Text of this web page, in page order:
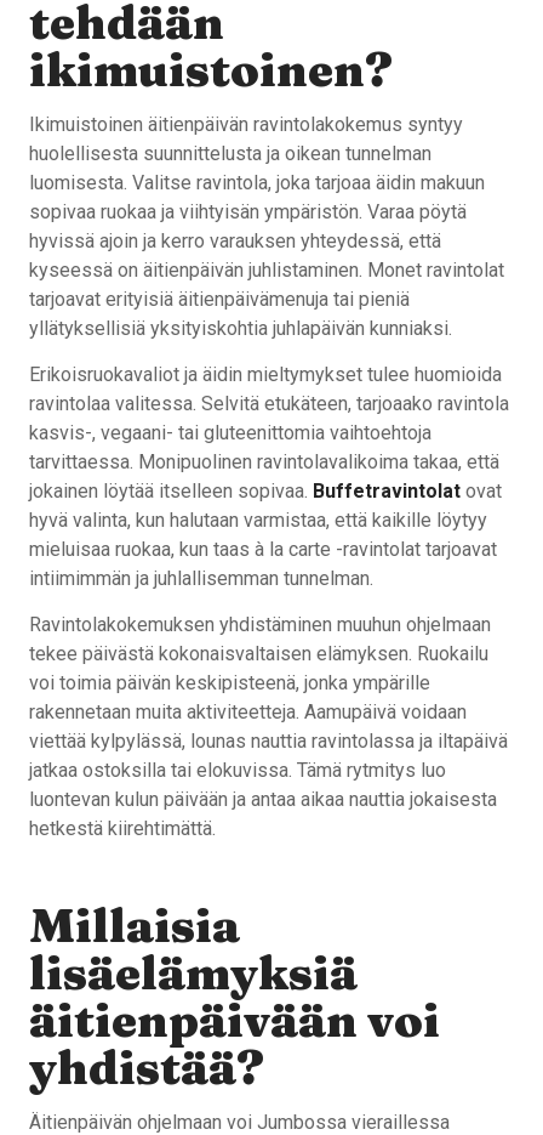
tehdään
ikimuistoinen?
Ikimuistoinen äitienpäivän ravintolakokemus syntyy
huolellisesta suunnittelusta ja oikean tunnelman
luomisesta. Valitse ravintola, joka tarjoaa äidin makuun
sopivaa ruokaa ja viihtyisän ympäristön. Varaa pöytä
hyvissä ajoin ja kerro varauksen yhteydessä, että
kyseessä on äitienpäivän juhlistaminen. Monet ravintolat
tarjoavat erityisiä äitienpäivämenuja tai pieniä
yllätyksellisiä yksityiskohtia juhlapäivän kunniaksi.
Erikoisruokavaliot ja äidin mieltymykset tulee huomioida
ravintolaa valitessa. Selvitä etukäteen, tarjoaako ravintola
kasvis-, vegaani- tai gluteenittomia vaihtoehtoja
tarvittaessa. Monipuolinen ravintolavalikoima takaa, että
jokainen löytää itselleen sopivaa. Buffetravintolat ovat
hyvä valinta, kun halutaan varmistaa, että kaikille löytyy
mieluisaa ruokaa, kun taas à la carte -ravintolat tarjoavat
intiimimmän ja juhlallisemman tunnelman.
Ravintolakokemuksen yhdistäminen muuhun ohjelmaan
tekee päivästä kokonaisvaltaisen elämyksen. Ruokailu
voi toimia päivän keskipisteenä, jonka ympärille
rakennetaan muita aktiviteetteja. Aamupäivä voidaan
viettää kylpylässä, lounas nauttia ravintolassa ja iltapäivä
jatkaa ostoksilla tai elokuvissa. Tämä rytmitys luo
luontevan kulun päivään ja antaa aikaa nauttia jokaisesta
hetkestä kiirehtimättä.
Millaisia
lisäelämyksiä
äitienpäivään voi
yhdistää?
Äitienpäivän ohjelmaan voi Jumbossa vieraillessa